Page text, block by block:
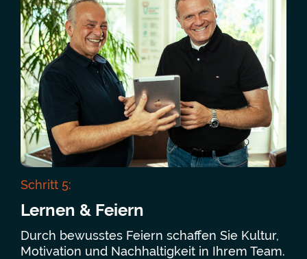
Schritt 5:
Lernen & Feiern
Durch bewusstes Feiern schaffen Sie Kultur,
Motivation und Nachhaltigkeit in Ihrem Team.